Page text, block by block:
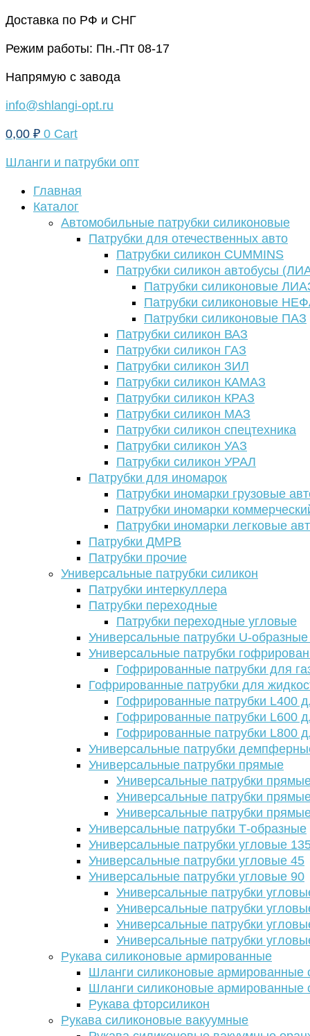
Перейти
содержимому
Доставка по РФ и СНГ
Режим работы: Пн.-Пт 08-17
Напрямую с завода
info@shlangi-opt.ru
0,00 ₽ 0 Cart
Шланги и патрубки опт
Главная
Каталог
Автомобильные патрубки силиконовые
Патрубки для отечественных авто
Патрубки силикон CUMMINS
Патрубки силикон автобусы
Патрубки силиконовые
Патрубки силиконовые
Патрубки силиконовые ПАЗ
Патрубки силикон ВАЗ
Патрубки силикон ГАЗ
Патрубки силикон ЗИЛ
Патрубки силикон КАМАЗ
Патрубки силикон КРАЗ
Патрубки силикон МАЗ
Патрубки силикон спецтехника
Патрубки силикон УАЗ
Патрубки силикон УРАЛ
Патрубки для иномарок
Патрубки иномарки грузовые
Патрубки иномарки
Патрубки иномарки легковые
Патрубки ДМРВ
Патрубки прочие
Универсальные патрубки силикон
Патрубки интеркуллера
Патрубки переходные
Патрубки переходные угловые
Универсальные патрубки U-
Универсальные патрубки
Гофрированные патрубки для
Гофрированные патрубки для
Гофрированные патрубки L400
Гофрированные патрубки L600
Гофрированные патрубки L800
Универсальные патрубки
Универсальные патрубки прямые
Универсальные патрубки
Универсальные патрубки
Универсальные патрубки
Универсальные патрубки Т-образные
Универсальные патрубки угловые
Универсальные патрубки угловые 45
Универсальные патрубки угловые 90
Универсальные патрубки
Универсальные патрубки
Универсальные патрубки
Универсальные патрубки
Рукава силиконовые армированные
Шланги силиконовые армированные
Шланги силиконовые армированные
Рукава фторсиликон
Рукава силиконовые вакуумные